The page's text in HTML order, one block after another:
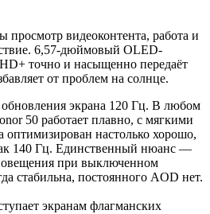
просмотр видеоконтента, работа и
6,57-дюймовый OLED-
точно и насыщенно передаёт
от проблем на солнце.
экрана 120 Гц. В любом
50 работает плавно, с мягкими
оптимизирован настолько хорошо,
140 Гц. Единственный нюанс —
при выключенном
стабильна, постоянного AOD нет.
экранам флагманских